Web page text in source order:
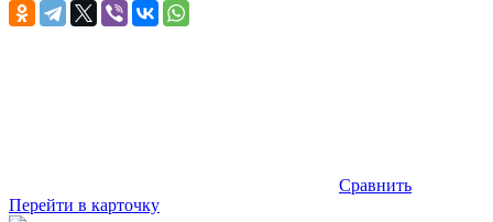
Сравнить
Перейти в карточку